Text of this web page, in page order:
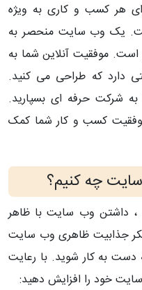
هر کسب و کاری به ویژه
یک وب سایت منحصر به
است. موفقیت آنلاین شما به
دارد که طراحی می کنید.
به شرکت حرفه ای بسپارید.
کسب و کار شما کمک
چه کنیم؟
، داشتن وب سایت با ظاهر
جذابیت ظاهری وب سایت
به کار شوید. با رعایت
خود را افزایش دهید: